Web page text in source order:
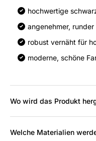
hochwertige
angenehmer, runder
robust vernäht für
moderne, schöne
Wo wird das Produkt
Welche Materialien